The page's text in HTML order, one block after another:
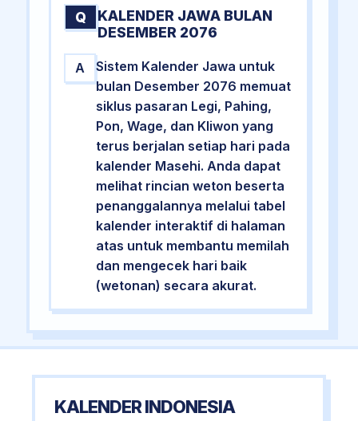
Q
KALENDER JAWA BULAN
DESEMBER 2076
A
Sistem Kalender Jawa untuk
bulan Desember 2076 memuat
siklus pasaran Legi, Pahing,
Pon, Wage, dan Kliwon yang
terus berjalan setiap hari pada
kalender Masehi. Anda dapat
melihat rincian weton beserta
penanggalannya melalui tabel
kalender interaktif di halaman
atas untuk membantu memilah
dan mengecek hari baik
(wetonan) secara akurat.
KALENDER INDONESIA